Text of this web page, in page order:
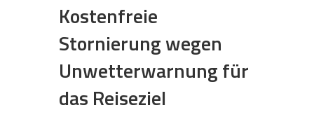
Kostenfreie
Stornierung wegen
Unwetterwarnung für
das Reiseziel